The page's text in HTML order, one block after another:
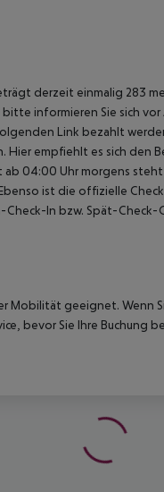
derzeit einmalig 283
informieren Sie sich
Link bezahlt
Hier empfiehlt es sich den
ab 04:00 Uhr morgens
ist die offizielle
Check-In bzw. Spät-
Mobilität geeignet. Wenn
bevor Sie Ihre Buchung